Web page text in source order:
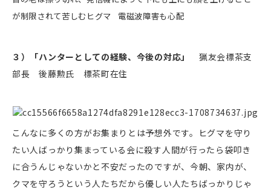
が制限されて苦しむヒグマ 電磁波障害も心配
３）「ハンターとしての経験、今後の対応」 猟友会標茶支
部長 後藤勲氏 標茶町在住
こんなに多くの方がお集まりとは予想外です。ヒグマを守り
たい人ばっかり集まっている会に殺す人間が行ったら袋叩き
に合うんじゃないかと不安だったのですが、今朝、家内が、
クマを守ろうという人たちだから優しい人たちばっかりじゃ